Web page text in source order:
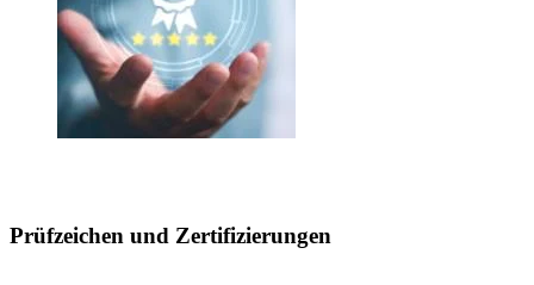
Prüfzeichen und Zertifizierungen